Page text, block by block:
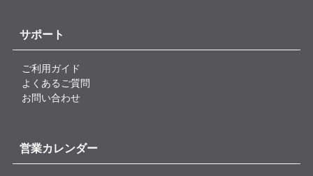
サポート
ご利用ガイド
よくあるご質問
お問い合わせ
営業カレンダー